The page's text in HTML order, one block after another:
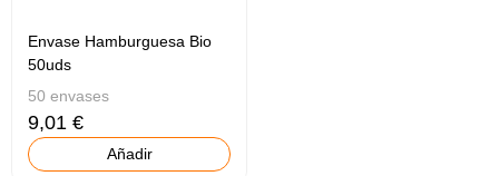
Envase Hamburguesa Bio
50uds
50 envases
9,01 €
Añadir